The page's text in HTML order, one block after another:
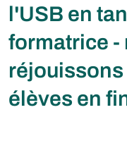
l'USB en
formatrice -
élèves en